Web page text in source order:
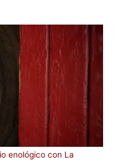
enológico con La